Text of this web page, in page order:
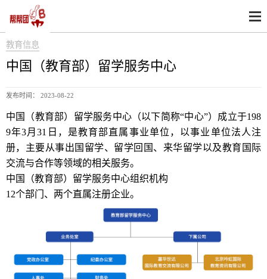
教育信息
中国（教育部）留学服务中心
发布时间： 2023-08-22
中国（教育部）留学服务中心（以下简称“中心”）成立于198
9年3月31日，是教育部直属事业单位，以事业单位法人注
册，主要从事出国留学、留学回国、来华留学以及教育国际
交流与合作等领域的相关服务。
中国（教育部）留学服务中心组织机构
12个部门、两个直属注册企业。